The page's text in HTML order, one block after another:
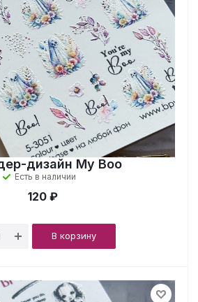
дизайн My Boo
Есть в наличии
120 ₽
В корзину